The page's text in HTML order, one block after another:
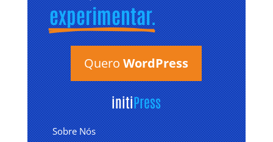
experimentar.
Quero WordPress
initiPress
Sobre Nós